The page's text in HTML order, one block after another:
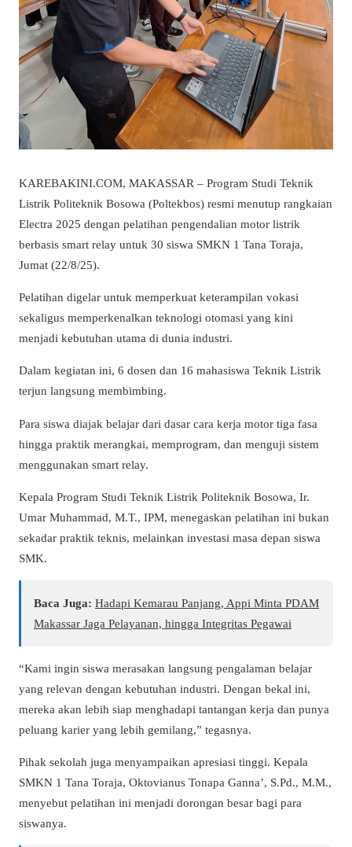
KAREBAKINI.COM, MAKASSAR – Program Studi Teknik
Listrik Politeknik Bosowa (Poltekbos) resmi menutup rangkaian
Electra 2025 dengan pelatihan pengendalian motor listrik
berbasis smart relay untuk 30 siswa SMKN 1 Tana Toraja,
Jumat (22/8/25).
Pelatihan digelar untuk memperkuat keterampilan vokasi
sekaligus memperkenalkan teknologi otomasi yang kini
menjadi kebutuhan utama di dunia industri.
Dalam kegiatan ini, 6 dosen dan 16 mahasiswa Teknik Listrik
terjun langsung membimbing.
Para siswa diajak belajar dari dasar cara kerja motor tiga fasa
hingga praktik merangkai, memprogram, dan menguji sistem
menggunakan smart relay.
Kepala Program Studi Teknik Listrik Politeknik Bosowa, Ir.
Umar Muhammad, M.T., IPM, menegaskan pelatihan ini bukan
sekadar praktik teknis, melainkan investasi masa depan siswa
SMK.
Baca Juga: Hadapi Kemarau Panjang, Appi Minta PDAM
Makassar Jaga Pelayanan, hingga Integritas Pegawai
“Kami ingin siswa merasakan langsung pengalaman belajar
yang relevan dengan kebutuhan industri. Dengan bekal ini,
mereka akan lebih siap menghadapi tantangan kerja dan punya
peluang karier yang lebih gemilang,” tegasnya.
Pihak sekolah juga menyampaikan apresiasi tinggi. Kepala
SMKN 1 Tana Toraja, Oktovianus Tonapa Ganna’, S.Pd., M.M.,
menyebut pelatihan ini menjadi dorongan besar bagi para
siswanya.